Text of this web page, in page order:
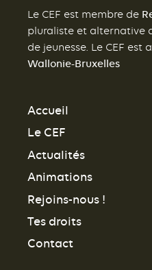
Le CEF est membre de
pluraliste et alternative
de jeunesse. Le CEF est
Wallonie-Bruxelles
Accueil
Le CEF
Actualités
Animations
Rejoins-nous !
Tes droits
Contact